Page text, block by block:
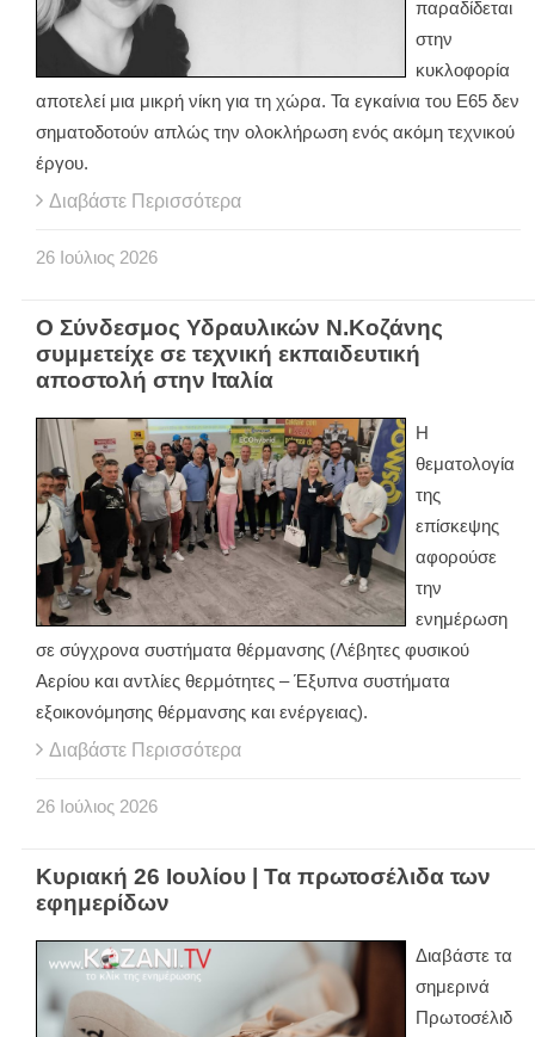
παραδίδεται
στην
κυκλοφορία
αποτελεί μια μικρή νίκη για τη χώρα. Τα εγκαίνια του Ε65 δεν
σηματοδοτούν απλώς την ολοκλήρωση ενός ακόμη τεχνικού
έργου.
Διαβάστε Περισσότερα
26 Ιούλιος 2026
Ο Σύνδεσμος Υδραυλικών Ν.Κοζάνης
συμμετείχε σε τεχνική εκπαιδευτική
αποστολή στην Ιταλία
Η
θεματολογία
της
επίσκεψης
αφορούσε
την
ενημέρωση
σε σύγχρονα συστήματα θέρμανσης (Λέβητες φυσικού
Αερίου και αντλίες θερμότητες – Έξυπνα συστήματα
εξοικονόμησης θέρμανσης και ενέργειας).
Διαβάστε Περισσότερα
26 Ιούλιος 2026
Κυριακή 26 Ιουλίου | Τα πρωτοσέλιδα των
εφημερίδων
Διαβάστε τα
σημερινά
Πρωτοσέλιδ